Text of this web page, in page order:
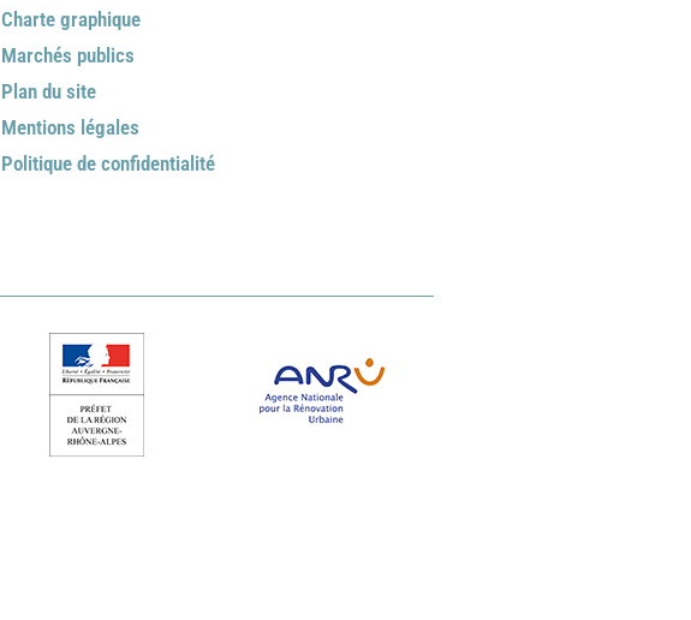
Charte graphique
Marchés publics
Plan du site
Mentions légales
Politique de confidentialité